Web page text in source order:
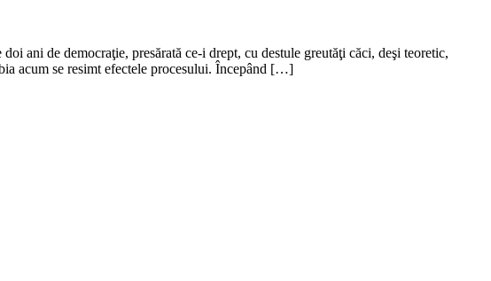
ani de democraţie, presărată ce-i drept, cu destule greutăţi căci, deşi teoretic,
acum se resimt efectele procesului. Începând […]